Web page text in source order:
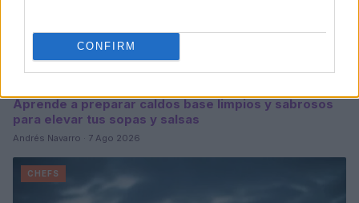
CONFIRM
Aprende a preparar caldos base limpios y sabrosos
para elevar tus sopas y salsas
Andrés Navarro · 7 Ago 2026
CHEFS